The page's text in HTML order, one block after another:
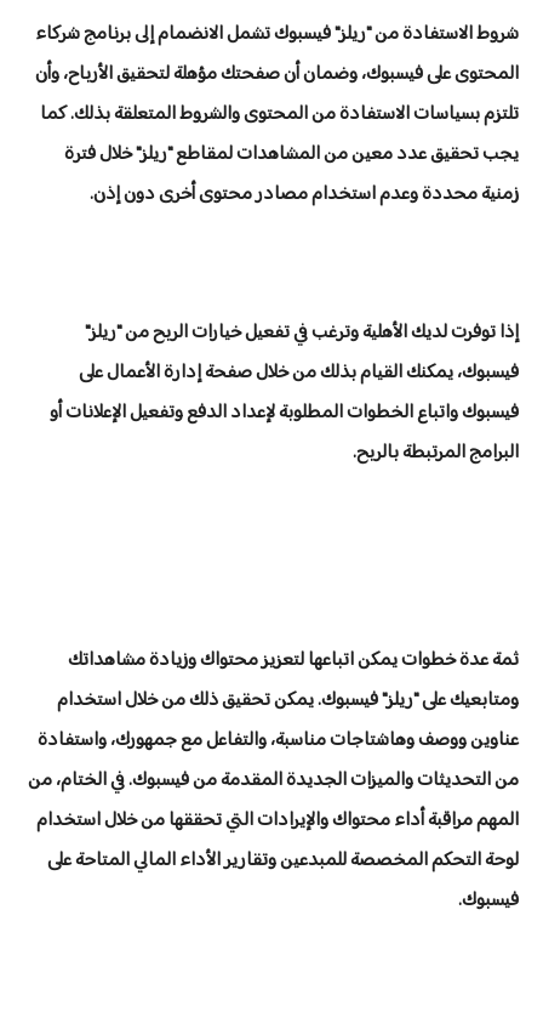
شروط الاستفادة من "ريلز" فيسبوك تشمل الانضمام إلى برنامج شركاء
المحتوى على فيسبوك، وضمان أن صفحتك مؤهلة لتحقيق الأرباح، وأن
تلتزم بسياسات الاستفادة من المحتوى والشروط المتعلقة بذلك. كما
يجب تحقيق عدد معين من المشاهدات لمقاطع "ريلز" خلال فترة
زمنية محددة وعدم استخدام مصادر محتوى أخرى دون إذن.
إذا توفرت لديك الأهلية وترغب في تفعيل خيارات الربح من "ريلز"
فيسبوك، يمكنك القيام بذلك من خلال صفحة إدارة الأعمال على
فيسبوك واتباع الخطوات المطلوبة لإعداد الدفع وتفعيل الإعلانات أو
البرامج المرتبطة بالربح.
ثمة عدة خطوات يمكن اتباعها لتعزيز محتواك وزيادة مشاهداتك
ومتابعيك على "ريلز" فيسبوك. يمكن تحقيق ذلك من خلال استخدام
عناوين ووصف وهاشتاجات مناسبة، والتفاعل مع جمهورك، واستفادة
من التحديثات والميزات الجديدة المقدمة من فيسبوك. في الختام، من
المهم مراقبة أداء محتواك والإيرادات التي تحققها من خلال استخدام
لوحة التحكم المخصصة للمبدعين وتقارير الأداء المالي المتاحة على
فيسبوك.